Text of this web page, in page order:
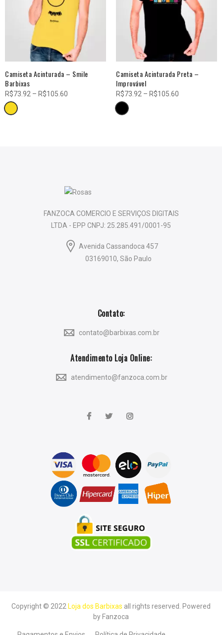
Camiseta Acinturada – Smile
Barbixas
R$73.92 – R$105.60
Camiseta Acinturada Preta –
Improvável
R$73.92 – R$105.60
FANZOCA COMERCIO E SERVIÇOS DIGITAIS
LTDA - EPP CNPJ: 25.285.491/0001-95
Avenida Cassandoca 457
03169010, São Paulo
Contato:
contato@barbixas.com.br
Atendimento Loja Online:
atendimento@fanzoca.com.br
Copyright © 2022 Loja dos Barbixas all rights reserved. Powered
by Fanzoca